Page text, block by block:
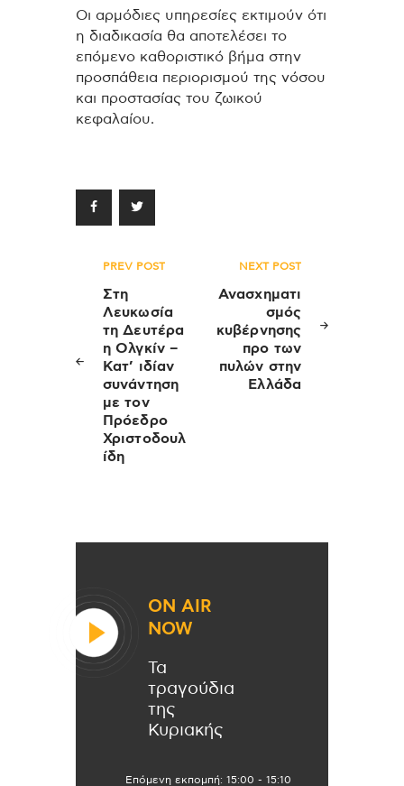
Οι αρμόδιες υπηρεσίες εκτιμούν ότι
η διαδικασία θα αποτελέσει το
επόμενο καθοριστικό βήμα στην
προσπάθεια περιορισμού της νόσου
και προστασίας του ζωικού
κεφαλαίου.
Πλοήγηση
άρθρων
PREV POST
Στη
Λευκωσία
τη Δευτέρα
η Ολγκίν –
Κατ’ ιδίαν
συνάντηση
με τον
Πρόεδρο
Χριστοδουλ
ίδη
NEXT POST
Ανασχηματι
σμός
κυβέρνησης
προ των
πυλών στην
Ελλάδα
ON AIR
NOW
Τα
τραγούδια
της
Κυριακής
Επόμενη εκπομπή: 15:00 - 15:10